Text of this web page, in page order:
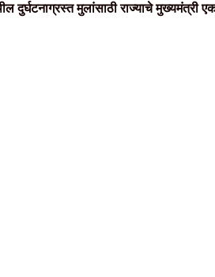
दुर्घटनाग्रस्त मुलांसाठी राज्याचे